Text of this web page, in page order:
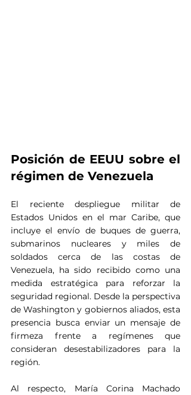
Posición de EEUU sobre el
régimen de Venezuela
El reciente despliegue militar de
Estados Unidos en el mar Caribe, que
incluye el envío de buques de guerra,
submarinos nucleares y miles de
soldados cerca de las costas de
Venezuela, ha sido recibido como una
medida estratégica para reforzar la
seguridad regional. Desde la perspectiva
de Washington y gobiernos aliados, esta
presencia busca enviar un mensaje de
firmeza frente a regímenes que
consideran desestabilizadores para la
región.
Al respecto, María Corina Machado